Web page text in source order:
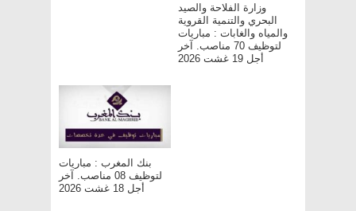
وزارة الفلاحة والصيد
البحري والتنمية القروية
والمياه والغابات : مباريات
لتوظيف 70 مناصب. آخر
أجل 19 غشت 2026
بنك المغرب : مباريات
لتوظيف 08 مناصب. آخر
أجل 18 غشت 2026